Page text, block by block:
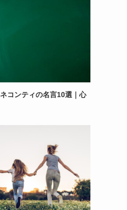
コンティの名言10選｜心